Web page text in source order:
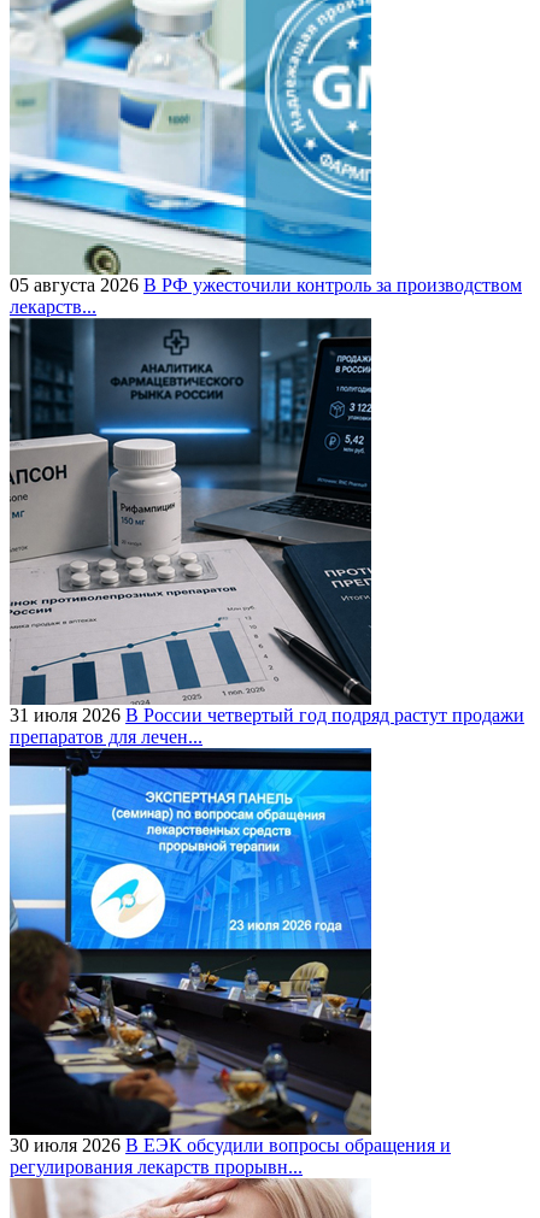
05 августа 2026 В РФ ужесточили контроль за производством
лекарств...
31 июля 2026 В России четвертый год подряд растут продажи
препаратов для лечен...
30 июля 2026 В ЕЭК обсудили вопросы обращения и
регулирования лекарств прорывн...